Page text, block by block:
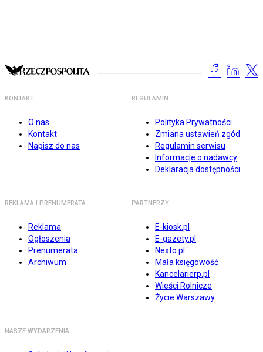
KONTAKT
O nas
Kontakt
Napisz do nas
REGULAMIN
Polityka Prywatności
Zmiana ustawień zgód
Regulamin serwisu
Informacje o nadawcy
Deklaracja dostępności
REKLAMA I PRENUMERATA
Reklama
Ogłoszenia
Prenumerata
Archiwum
PARTNERZY
E-kiosk.pl
E-gazety.pl
Nexto.pl
Mała księgowość
Kancelarierp.pl
Wieści Rolnicze
Życie Warszawy
NASZE WYDARZENIA